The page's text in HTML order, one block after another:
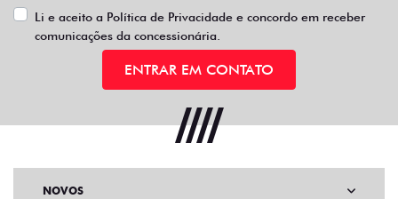
Li e aceito a Política de Privacidade e concordo em receber
comunicações da concessionária.
ENTRAR EM CONTATO
NOVOS